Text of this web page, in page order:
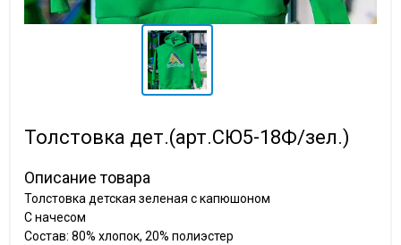
Толстовка дет.(арт.СЮ5-18Ф/зел.)
Описание товара
Толстовка детская зеленая с капюшоном
С начесом
Состав: 80% хлопок, 20% полиэстер